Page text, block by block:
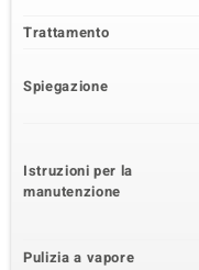
Trattamento
Spiegazione
Istruzioni per la
manutenzione
Pulizia a vapore